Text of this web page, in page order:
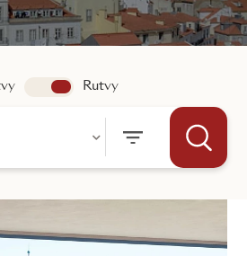
oss
app.search.view
Rutvy